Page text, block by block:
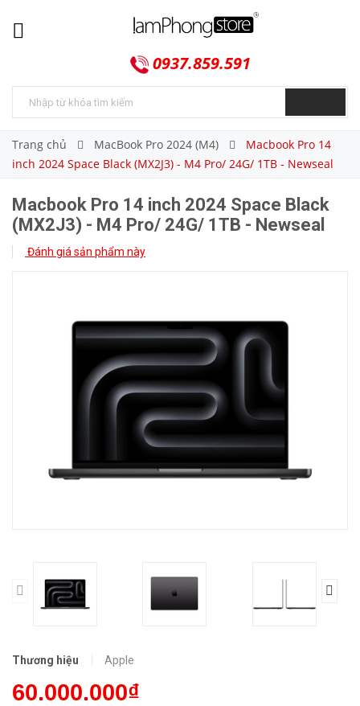
0937.859.591
Trang chủ MacBook Pro 2024 (M4)
Macbook Pro 14
inch 2024 Space Black (MX2J3) - M4 Pro/ 24G/ 1TB - Newseal
Macbook Pro 14 inch 2024 Space Black
(MX2J3) - M4 Pro/ 24G/ 1TB - Newseal
Đánh giá sản phẩm này
Thương hiệu Apple
60.000.000₫